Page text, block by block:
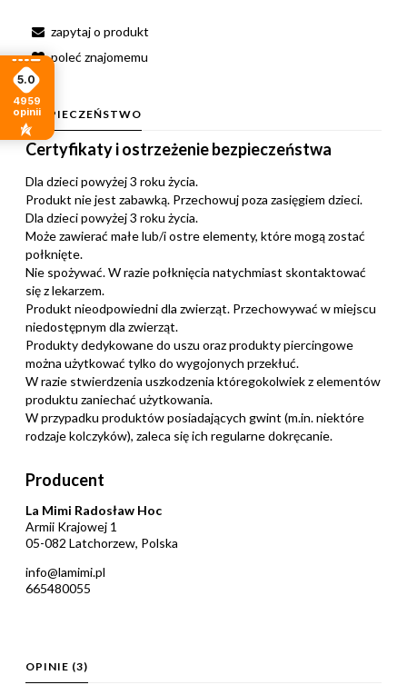
zapytaj o produkt
poleć znajomemu
BEZPIECZEŃSTWO
Certyfikaty i ostrzeżenie bezpieczeństwa
Dla dzieci powyżej 3 roku życia.
Produkt nie jest zabawką. Przechowuj poza zasięgiem dzieci.
Dla dzieci powyżej 3 roku życia.
Może zawierać małe lub/i ostre elementy, które mogą zostać
połknięte.
Nie spożywać. W razie połknięcia natychmiast skontaktować
się z lekarzem.
Produkt nieodpowiedni dla zwierząt. Przechowywać w miejscu
niedostępnym dla zwierząt.
Produkty dedykowane do uszu oraz produkty piercingowe
można użytkować tylko do wygojonych przekłuć.
W razie stwierdzenia uszkodzenia któregokolwiek z elementów
produktu zaniechać użytkowania.
W przypadku produktów posiadających gwint (m.in. niektóre
rodzaje kolczyków), zaleca się ich regularne dokręcanie.
Producent
La Mimi Radosław Hoc
Armii Krajowej 1
05-082 Latchorzew, Polska
info@lamimi.pl
665480055
OPINIE (3)
5.0
4959
opinii